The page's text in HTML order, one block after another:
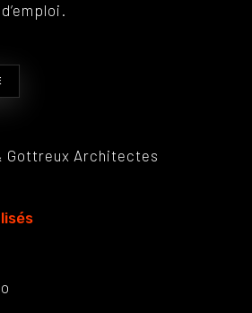
Gottreux Architectes